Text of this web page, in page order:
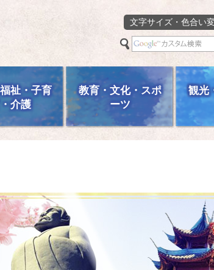
文字サイズ・色合い
祉・子育
介護
教育・文化・スポ
ーツ
観光